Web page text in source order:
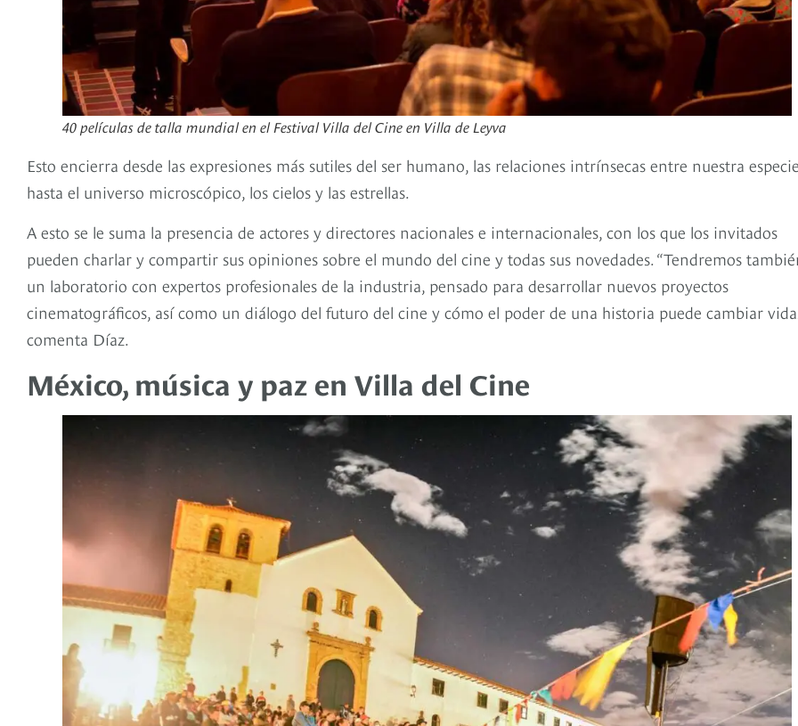
40 películas de talla mundial en el Festival Villa del Cine en Villa de Leyva
Esto encierra desde las expresiones más sutiles del ser humano, las relaciones intrínsecas entre nuestra
hasta el universo microscópico, los cielos y las estrellas.
A esto se le suma la presencia de actores y directores nacionales e internacionales, con los que los invitados
pueden charlar y compartir sus opiniones sobre el mundo del cine y todas sus novedades. “Tendremos
un laboratorio con expertos profesionales de la industria, pensado para desarrollar nuevos proyectos
cinematográficos, así como un diálogo del futuro del cine y cómo el poder de una historia puede cambiar
comenta Díaz.
México, música y paz en Villa del Cine